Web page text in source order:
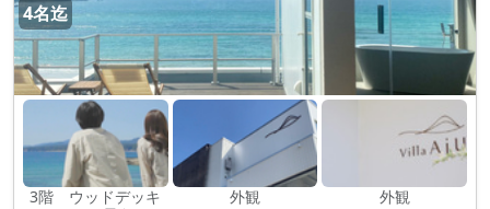
4名迄
3階 ウッドデッキ
外観 外観